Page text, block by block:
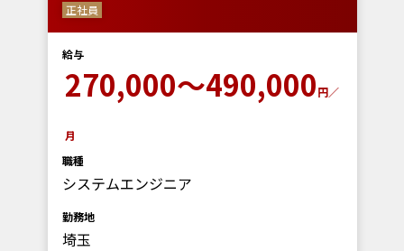
正社員
給与
270,000～490,000円／
月
職種
システムエンジニア
勤務地
埼玉